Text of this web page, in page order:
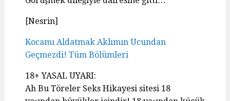
[Nesrin]
Kocamı Aldatmak Aklımın Ucundan
Geçmezdi! Tüm Bölümleri
18+ YASAL UYARI:
Ah Bu Töreler Seks Hikayesi sitesi 18